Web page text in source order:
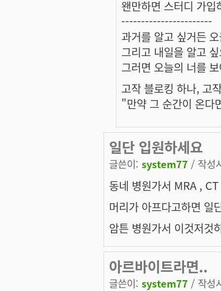
왠만하면 스터디 가입
-----------------------
과거를 알고 싶거든
그리고 내일을 알고
그러면 오늘의 너를
고작 블로킹 하나, 고
"만약 그 순간이 온다
일단 입원하세요
글쓴이: system77 / 작성
동네 병원가서 MRA ,
머리가 아프다고하면 일
암튼 병원가서 이것저것
아르바이트라면..
글쓴이: system77 / 작성